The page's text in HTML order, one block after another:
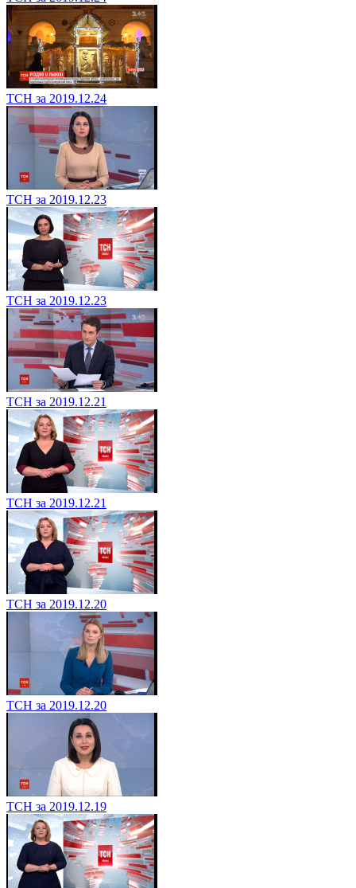
ТСН за 2019.12.24
ТСН за 2019.12.23
ТСН за 2019.12.23
ТСН за 2019.12.21
ТСН за 2019.12.21
ТСН за 2019.12.20
ТСН за 2019.12.20
ТСН за 2019.12.19